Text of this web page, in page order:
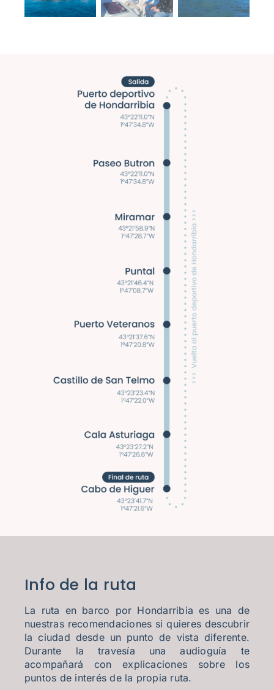
Info de la ruta
La ruta en barco por Hondarribia es una de
nuestras recomendaciones si quieres descubrir
la ciudad desde un punto de vista diferente.
Durante la travesía una audioguía te
acompañará con explicaciones sobre los
puntos de interés de la propia ruta.